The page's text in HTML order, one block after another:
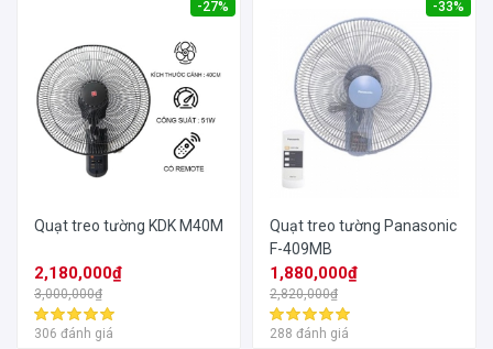
-27%
Quạt treo tường KDK M40M
2,180,000₫
3,000,000₫
306 đánh giá
-33%
Quạt treo tường Panasonic
F-409MB
1,880,000₫
2,820,000₫
288 đánh giá